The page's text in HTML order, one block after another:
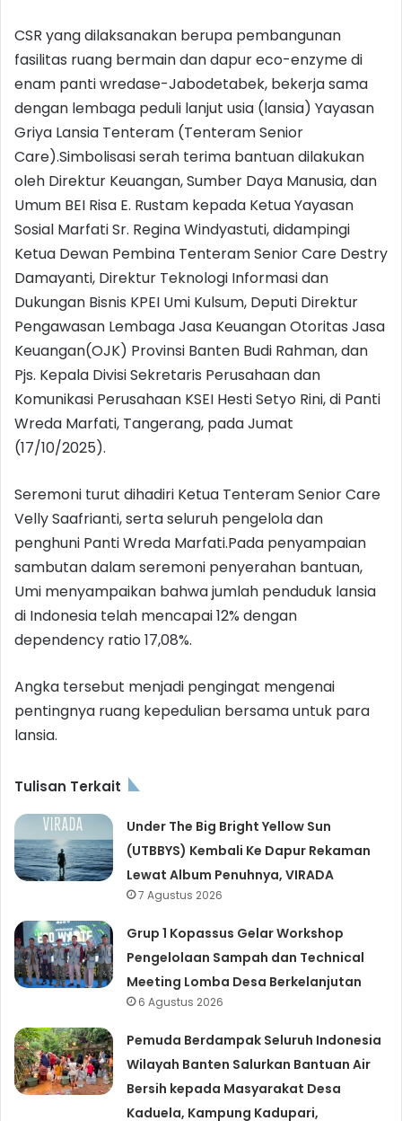
CSR yang dilaksanakan berupa pembangunan
fasilitas ruang bermain dan dapur eco-enzyme di
enam panti wredase-Jabodetabek, bekerja sama
dengan lembaga peduli lanjut usia (lansia) Yayasan
Griya Lansia Tenteram (Tenteram Senior
Care).Simbolisasi serah terima bantuan dilakukan
oleh Direktur Keuangan, Sumber Daya Manusia, dan
Umum BEI Risa E. Rustam kepada Ketua Yayasan
Sosial Marfati Sr. Regina Windyastuti, didampingi
Ketua Dewan Pembina Tenteram Senior Care Destry
Damayanti, Direktur Teknologi Informasi dan
Dukungan Bisnis KPEI Umi Kulsum, Deputi Direktur
Pengawasan Lembaga Jasa Keuangan Otoritas Jasa
Keuangan(OJK) Provinsi Banten Budi Rahman, dan
Pjs. Kepala Divisi Sekretaris Perusahaan dan
Komunikasi Perusahaan KSEI Hesti Setyo Rini, di Panti
Wreda Marfati, Tangerang, pada Jumat
(17/10/2025).
Seremoni turut dihadiri Ketua Tenteram Senior Care
Velly Saafrianti, serta seluruh pengelola dan
penghuni Panti Wreda Marfati.Pada penyampaian
sambutan dalam seremoni penyerahan bantuan,
Umi menyampaikan bahwa jumlah penduduk lansia
di Indonesia telah mencapai 12% dengan
dependency ratio 17,08%.
Angka tersebut menjadi pengingat mengenai
pentingnya ruang kepedulian bersama untuk para
lansia.
Tulisan Terkait
Under The Big Bright Yellow Sun
(UTBBYS) Kembali Ke Dapur Rekaman
Lewat Album Penuhnya, VIRADA
7 Agustus 2026
Grup 1 Kopassus Gelar Workshop
Pengelolaan Sampah dan Technical
Meeting Lomba Desa Berkelanjutan
6 Agustus 2026
Pemuda Berdampak Seluruh Indonesia
Wilayah Banten Salurkan Bantuan Air
Bersih kepada Masyarakat Desa
Kaduela, Kampung Kadupari,